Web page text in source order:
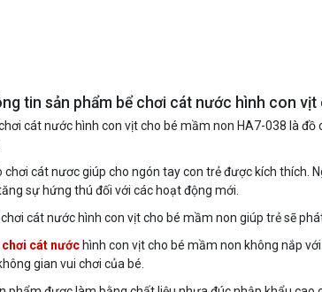
tin sản phẩm bể chơi cát nước hình con
cát nước hình con vịt cho bé mầm non HA7-038 là
chơi cát nươc giúp cho ngón tay con trẻ được kích thích.
sự hứng thú đối với các hoạt động mới.
chơi cát nước hình con vịt cho bé mầm non giúp trẻ sẽ
chơi cát nước hình con vịt cho bé mầm non không nắp
gian vui chơi của bé.